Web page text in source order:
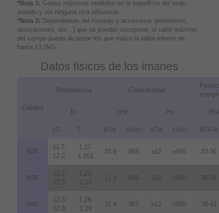
*Nota 1: Gauss máximos medidos en la superficie del imán
aislado y sin ninguna otra influencia.
*Nota 2: Dependiendo del montaje y accesorios (entrehierro,
asociaciones, etc...) que se puedan incorporar, el valor máximo
del campo puede alcanzar los que indica la tabla inferior de
hasta 13.2kG.
Datos físicos de los imanes
Calidad
Remanencia Coercitividad
Br bHc iHc
kG T kOe kA/m kOe kA/m MGOe
N35
11.7-
12.2
1.17-
1.201
10.9 868 ≥12 ≥955 33-36
N38
12.2-
12.5
1.22-
1.25
11.3 899 ≥12 ≥955 36-39
N40
12.5-
12.8
1.25-
1.28
11.4 907 ≥12 ≥955 38-41